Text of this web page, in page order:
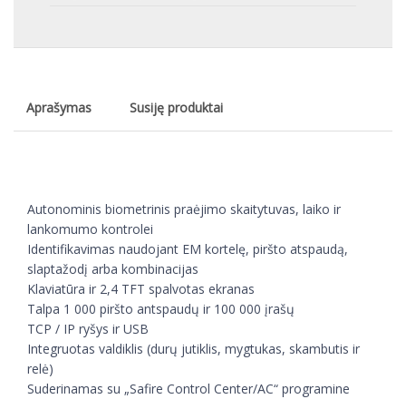
Aprašymas Susiję produktai
Autonominis biometrinis praėjimo skaitytuvas, laiko ir
lankomumo kontrolei
Identifikavimas naudojant EM kortelę, piršto atspaudą,
slaptažodį arba kombinacijas
Klaviatūra ir 2,4 TFT spalvotas ekranas
Talpa 1 000 piršto antspaudų ir 100 000 įrašų
TCP / IP ryšys ir USB
Integruotas valdiklis (durų jutiklis, mygtukas, skambutis ir
relė)
Suderinamas su „Safire Control Center/AC“ programine